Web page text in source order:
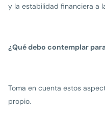
y la estabilidad financiera a
¿Qué debo contemplar
Toma en cuenta estos
propio.